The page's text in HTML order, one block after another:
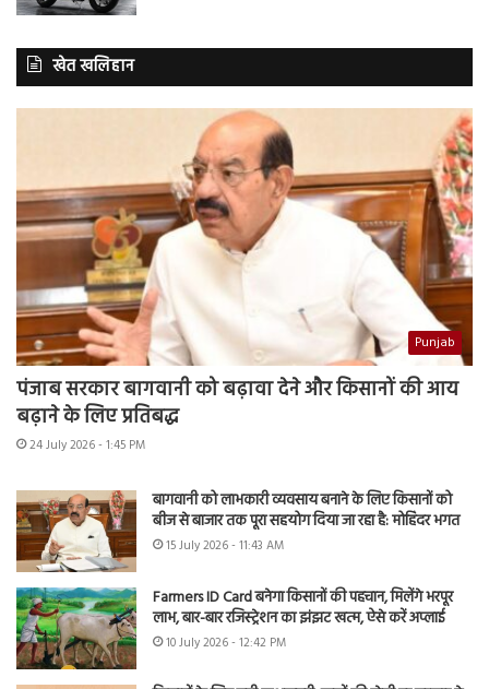
खेत खलिहान
Punjab
पंजाब सरकार बागवानी को बढ़ावा देने और किसानों की आय
बढ़ाने के लिए प्रतिबद्ध
24 July 2026 - 1:45 PM
बागवानी को लाभकारी व्यवसाय बनाने के लिए किसानों को
बीज से बाजार तक पूरा सहयोग दिया जा रहा है: मोहिंदर भगत
15 July 2026 - 11:43 AM
Farmers ID Card बनेगा किसानों की पहचान, मिलेंगे भरपूर
लाभ, बार-बार रजिस्ट्रेशन का झंझट खत्म, ऐसे करें अप्लाई
10 July 2026 - 12:42 PM